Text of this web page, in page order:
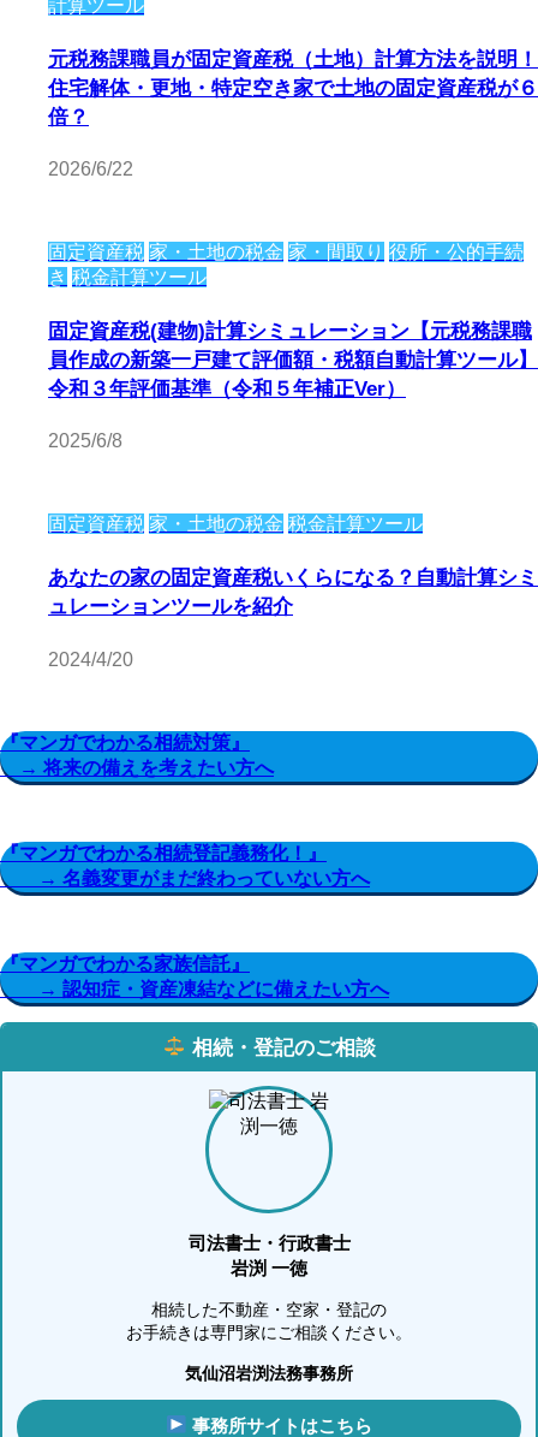
計算ツール
元税務課職員が固定資産税（土地）計算方法を説明！
住宅解体・更地・特定空き家で土地の固定資産税が６
倍？
2026/6/22
固定資産税 家・土地の税金 家・間取り 役所・公的手続
き 税金計算ツール
固定資産税(建物)計算シミュレーション【元税務課職
員作成の新築一戸建て評価額・税額自動計算ツール】
令和３年評価基準（令和５年補正Ver）
2025/6/8
固定資産税 家・土地の税金 税金計算ツール
あなたの家の固定資産税いくらになる？自動計算シミ
ュレーションツールを紹介
2024/4/20
『マンガでわかる相続対策』
→ 将来の備えを考えたい方へ
『マンガでわかる相続登記義務化！』
→ 名義変更がまだ終わっていない方へ
『マンガでわかる家族信託』
→ 認知症・資産凍結などに備えたい方へ
相続・登記のご相談
司法書士・行政書士
岩渕 一徳
相続した不動産・空家・登記の
お手続きは専門家にご相談ください。
気仙沼岩渕法務事務所
事務所サイトはこちら